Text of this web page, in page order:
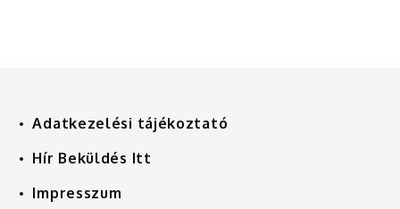
Adatkezelési tájékoztató
Hír Beküldés Itt
Impresszum